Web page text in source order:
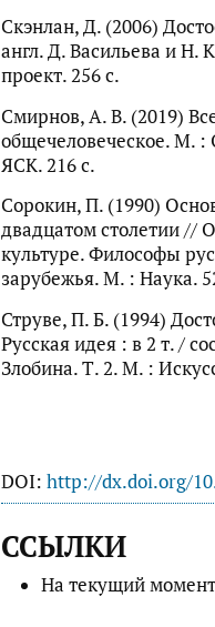
Скэнлан, Д. (2006)
англ. Д. Васильева и Н.
проект. 256 с.
Смирнов, А. В. (2019)
общечеловеческое. М.
ЯСК. 216 с.
Сорокин, П. (1990)
двадцатом столетии //
культуре. Философы
зарубежья. М. : Наука.
Струве, П. Б. (1994)
Русская идея : в 2 т. /
Злобина. Т. 2. М. :
DOI: http://dx.doi.org/
ССЫЛКИ
На текущий